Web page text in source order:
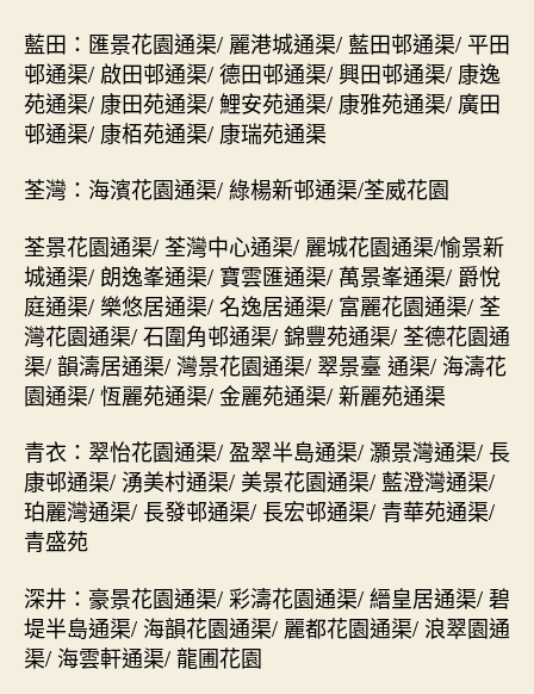
藍田：匯景花園通渠/ 麗港城通渠/ 藍田邨通渠/ 平田
邨通渠/ 啟田邨通渠/ 德田邨通渠/ 興田邨通渠/ 康逸
苑通渠/ 康田苑通渠/ 鯉安苑通渠/ 康雅苑通渠/ 廣田
邨通渠/ 康栢苑通渠/ 康瑞苑通渠
荃灣：海濱花園通渠/ 綠楊新邨通渠/荃威花園
荃景花園通渠/ 荃灣中心通渠/ 麗城花園通渠/愉景新
城通渠/ 朗逸峯通渠/ 寶雲匯通渠/ 萬景峯通渠/ 爵悅
庭通渠/ 樂悠居通渠/ 名逸居通渠/ 富麗花園通渠/ 荃
灣花園通渠/ 石圍角邨通渠/ 錦豐苑通渠/ 荃德花園通
渠/ 韻濤居通渠/ 灣景花園通渠/ 翠景臺 通渠/ 海濤花
園通渠/ 恆麗苑通渠/ 金麗苑通渠/ 新麗苑通渠
青衣：翠怡花園通渠/ 盈翠半島通渠/ 灝景灣通渠/ 長
康邨通渠/ 湧美村通渠/ 美景花園通渠/ 藍澄灣通渠/
珀麗灣通渠/ 長發邨通渠/ 長宏邨通渠/ 青華苑通渠/
青盛苑
深井：豪景花園通渠/ 彩濤花園通渠/ 縉皇居通渠/ 碧
堤半島通渠/ 海韻花園通渠/ 麗都花園通渠/ 浪翠園通
渠/ 海雲軒通渠/ 龍圃花園